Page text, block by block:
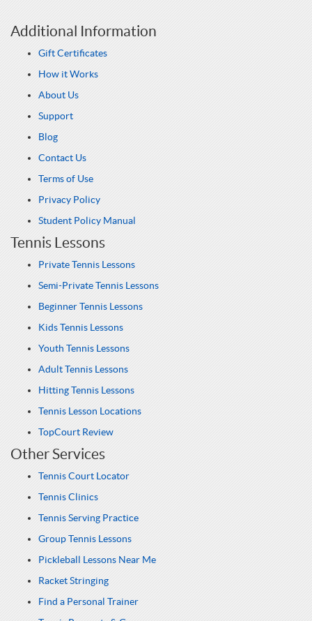
Additional Information
Gift Certificates
How it Works
About Us
Support
Blog
Contact Us
Terms of Use
Privacy Policy
Student Policy Manual
Tennis Lessons
Private Tennis Lessons
Semi-Private Tennis Lessons
Beginner Tennis Lessons
Kids Tennis Lessons
Youth Tennis Lessons
Adult Tennis Lessons
Hitting Tennis Lessons
Tennis Lesson Locations
TopCourt Review
Other Services
Tennis Court Locator
Tennis Clinics
Tennis Serving Practice
Group Tennis Lessons
Pickleball Lessons Near Me
Racket Stringing
Find a Personal Trainer